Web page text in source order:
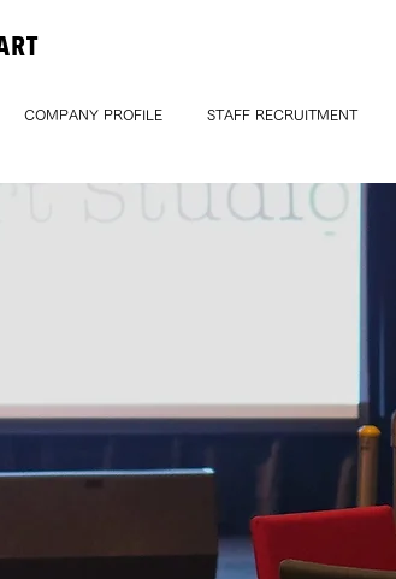
COMPANY PROFILE STAFF RECRUITMENT